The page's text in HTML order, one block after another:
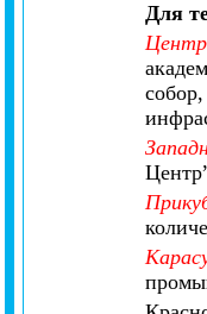
Для
собор,